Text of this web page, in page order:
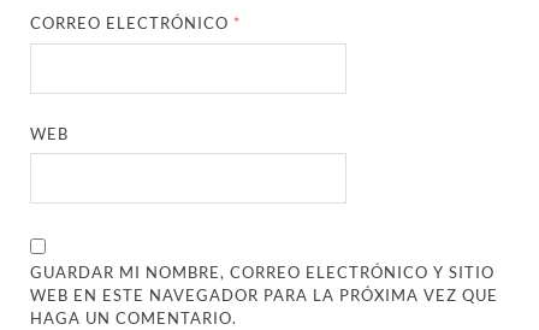
CORREO ELECTRÓNICO *
WEB
GUARDAR MI NOMBRE, CORREO ELECTRÓNICO Y SITIO
WEB EN ESTE NAVEGADOR PARA LA PRÓXIMA VEZ QUE
HAGA UN COMENTARIO.